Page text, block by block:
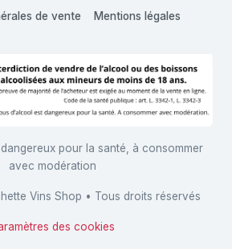
de vente Mentions légales
pour la santé, à consommer
avec modération
Vins Shop • Tous droits réservés
des cookies